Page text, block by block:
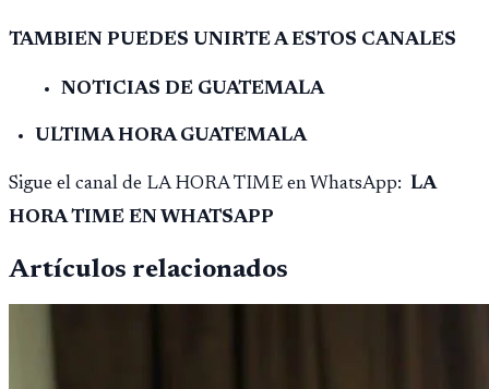
TAMBIEN PUEDES UNIRTE A ESTOS CANALES
NOTICIAS DE GUATEMALA
ULTIMA HORA GUATEMALA
Sigue el canal de LA HORA TIME en WhatsApp: LA
HORA TIME EN WHATSAPP
Artículos relacionados